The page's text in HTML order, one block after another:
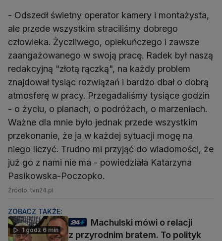
- Odszedł świetny operator kamery i montażysta,
ale przede wszystkim straciliśmy dobrego
człowieka. Życzliwego, opiekuńczego i zawsze
zaangażowanego w swoją pracę. Radek był naszą
redakcyjną "złotą rączką", na każdy problem
znajdował tysiąc rozwiązań i bardzo dbał o dobrą
atmosferę w pracy. Przegadaliśmy tysiące godzin
- o życiu, o planach, o podróżach, o marzeniach.
Ważne dla mnie było jednak przede wszystkim
przekonanie, że ja w każdej sytuacji mogę na
niego liczyć. Trudno mi przyjąć do wiadomości, że
już go z nami nie ma - powiedziała Katarzyna
Pasikowska-Poczopko.
Źródło: tvn24.pl
ZOBACZ TAKŻE:
1 godz 6 min
Machulski mówi o relacji
z przyrodnim bratem. To polityk